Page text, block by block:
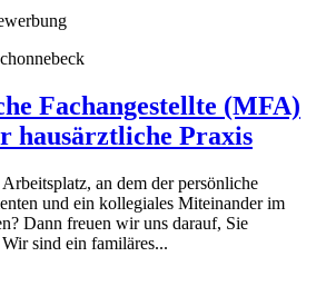
Fachangestellte (MFA)
hausärztliche Praxis
an dem der persönliche
und ein kollegiales Miteinander im
Dann freuen wir uns darauf, Sie
sind ein familäres...